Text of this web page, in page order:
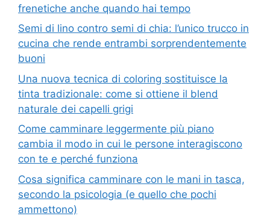
frenetiche anche quando hai tempo
Semi di lino contro semi di chia: l’unico trucco in
cucina che rende entrambi sorprendentemente
buoni
Una nuova tecnica di coloring sostituisce la
tinta tradizionale: come si ottiene il blend
naturale dei capelli grigi
Come camminare leggermente più piano
cambia il modo in cui le persone interagiscono
con te e perché funziona
Cosa significa camminare con le mani in tasca,
secondo la psicologia (e quello che pochi
ammettono)